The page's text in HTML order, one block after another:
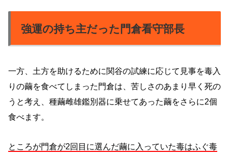
強運の持ち主だった門倉看守部長
一方、土方を助けるために関谷の試練に応じて見事を毒入
りの繭を食べてしまった門倉は、苦しさのあまり早く死の
うと考え、種繭雌雄鑑別器に乗せてあった繭をさらに2個
食べます。
ところが門倉が2回目に選んだ繭に入っていた毒はふぐ毒